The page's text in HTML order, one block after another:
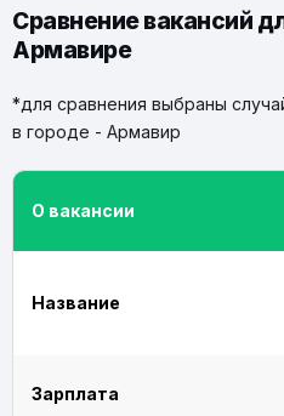
Сравнение вакансий
Армавире
*для сравнения выбраны
в городе - Армавир
О вакансии
Название
Зарплата